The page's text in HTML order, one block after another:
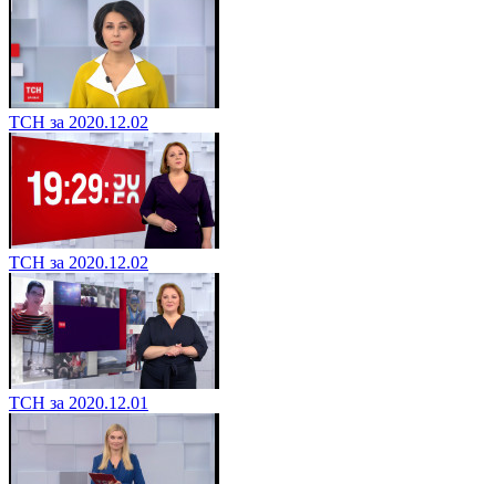
ТСН за 2020.12.02
ТСН за 2020.12.02
ТСН за 2020.12.01